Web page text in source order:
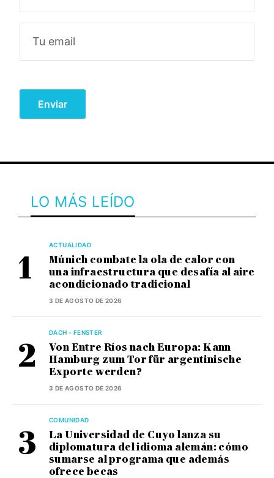
LO MÁS LEÍDO
ACTUALIDAD
Múnich combate la ola de calor con
una infraestructura que desafía al aire
acondicionado tradicional
3 DE AGOSTO DE 2026
DACH - FENSTER
Von Entre Ríos nach Europa: Kann
Hamburg zum Tor für argentinische
Exporte werden?
3 DE AGOSTO DE 2026
COMUNIDAD
La Universidad de Cuyo lanza su
diplomatura del idioma alemán: cómo
sumarse al programa que además
ofrece becas